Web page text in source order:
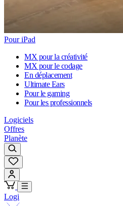
Pour iPad
MX pour la créativité
MX pour le codage
En déplacement
Ultimate Ears
Pour le gaming
Pour les professionnels
Logiciels
Offres
Planète
Logi